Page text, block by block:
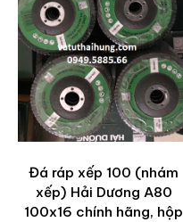
Đá ráp xếp 100 (nhám
xếp) Hải Dương A80
100x16 chính hãng, hộp